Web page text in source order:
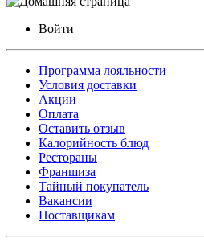
Войти
Программа лояльности
Условия доставки
Акции
Оплата
Оставить отзыв
Калорийность блюд
Рестораны
Франшиза
Тайный покупатель
Вакансии
Поставщикам